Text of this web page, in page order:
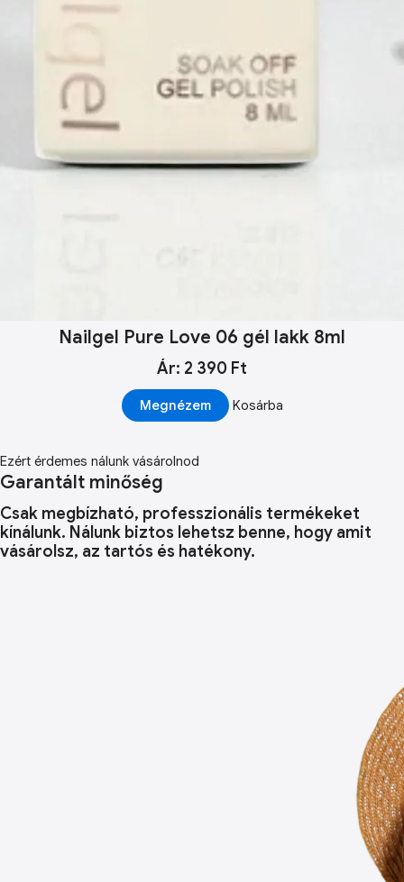
Nailgel Pure Love 06 gél lakk 8ml
Ár: 2 390 Ft
Megnézem Kosárba
Ezért érdemes nálunk vásárolnod
Garantált minőség
Csak megbízható, professzionális termékeket
kínálunk. Nálunk biztos lehetsz benne, hogy amit
vásárolsz, az tartós és hatékony.